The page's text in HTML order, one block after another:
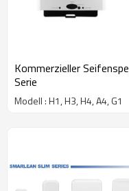
Kommerzieller
Serie
Modell : H1, H3, H4, A4, G1